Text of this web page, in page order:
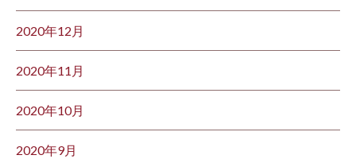
2020年12月
2020年11月
2020年10月
2020年9月